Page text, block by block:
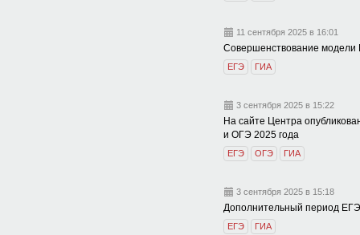
11 сентября 2025 в 16:01
Совершенствование модели
ЕГЭ ГИА
3 сентября 2025 в 15:22
На сайте Центра
и ОГЭ 2025 года
ЕГЭ ОГЭ ГИА
3 сентября 2025 в 15:18
Дополнительный период
ЕГЭ ГИА